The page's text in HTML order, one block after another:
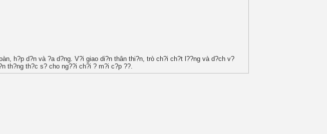
h?p d?n và ?a d?ng. V?i giao di?n thân thi?n, trò ch?i ch?t l??ng và d?ch v?
th?ng th?c s? cho ng??i ch?i ? m?i c?p ??.